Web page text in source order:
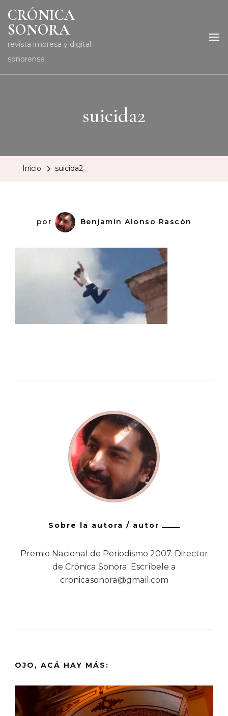
CRÓNICA
SONORA
revista impresa y digital
sonorense
suicida2
Inicio suicida2
por Benjamín Alonso Rascón
Sobre la autora / autor
Premio Nacional de Periodismo 2007. Director
de Crónica Sonora. Escríbele a
cronicasonora@gmail.com
OJO, ACÁ HAY MÁS: